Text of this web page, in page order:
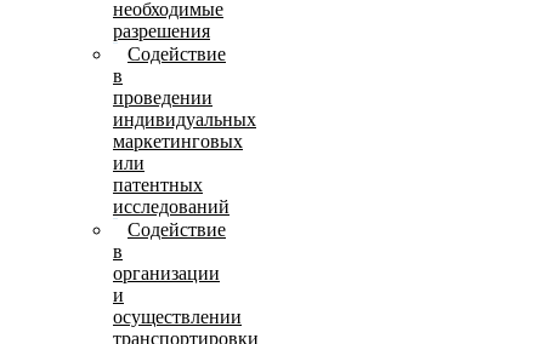
необходимые
разрешения
Содействие
в
проведении
индивидуальных
маркетинговых
или
патентных
исследований
Содействие
в
организации
и
осуществлении
транспортировки